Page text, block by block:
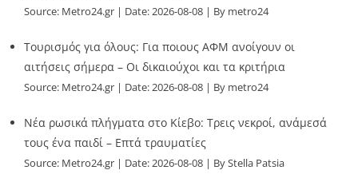
Source: Metro24.gr Date: 2026-08-08 By metro24
Τουρισμός για όλους: Για ποιους ΑΦΜ ανοίγουν οι
αιτήσεις σήμερα – Οι δικαιούχοι και τα κριτήρια
Source: Metro24.gr Date: 2026-08-08 By metro24
Νέα ρωσικά πλήγματα στο Κίεβο: Τρεις νεκροί, ανάμεσά
τους ένα παιδί – Επτά τραυματίες
Source: Metro24.gr Date: 2026-08-08 By Stella Patsia